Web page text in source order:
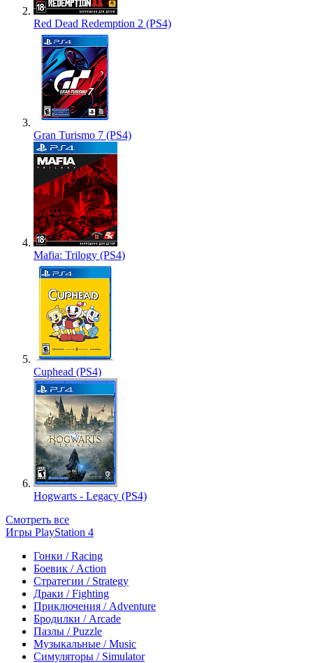
Red Dead Redemption 2 (PS4)
Gran Turismo 7 (PS4)
Mafia: Trilogy (PS4)
Cuphead (PS4)
Hogwarts - Legacy (PS4)
Смотреть все
Игры PlayStation 4
Гонки / Racing
Боевик / Action
Стратегии / Strategy
Драки / Fighting
Приключения / Adventure
Бродилки / Arcade
Пазлы / Puzzle
Музыкальные / Music
Симуляторы / Simulator